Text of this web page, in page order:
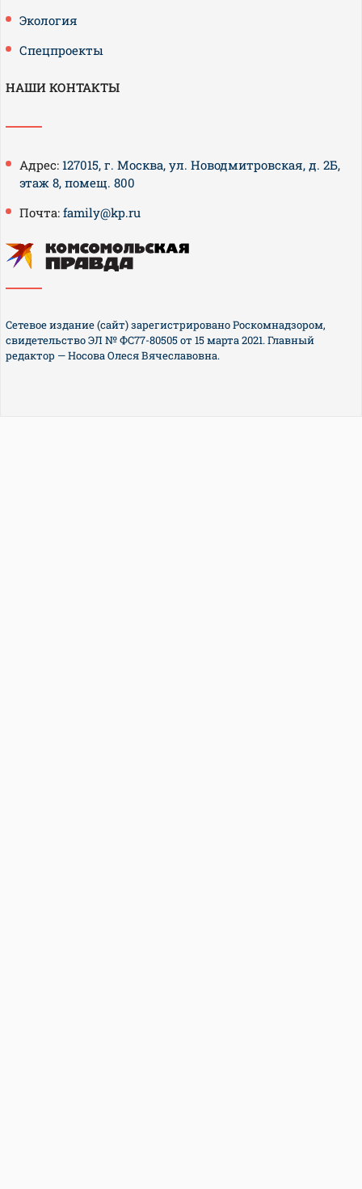
Экология
Спецпроекты
НАШИ КОНТАКТЫ
Адрес: 127015, г. Москва, ул. Новодмитровская, д. 2Б,
этаж 8, помещ. 800
Почта: family@kp.ru
Сетевое издание (сайт) зарегистрировано Роскомнадзором,
свидетельство ЭЛ № ФС77-80505 от 15 марта 2021. Главный
редактор — Носова Олеся Вячеславовна.